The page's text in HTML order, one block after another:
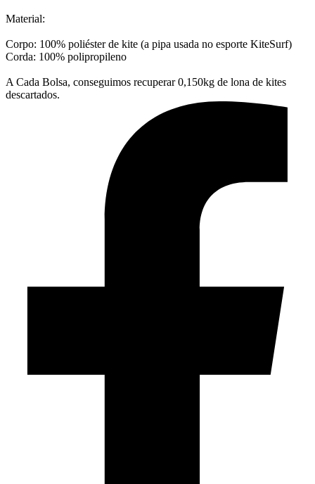
Material:
Corpo: 100% poliéster de kite (a pipa usada no esporte KiteSurf)
Corda: 100% polipropileno
A Cada Bolsa, conseguimos recuperar 0,150kg de lona de kites
descartados.